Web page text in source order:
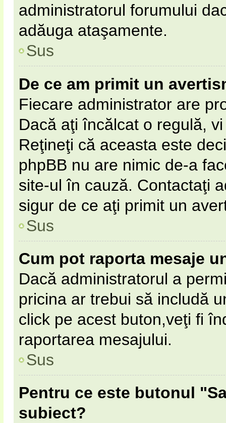
administratorul forumului
adăuga ataşamente.
Sus
De ce am primit un
Fiecare administrator are
Dacă aţi încălcat o regulă,
Reţineţi că aceasta este
phpBB nu are nimic de-a
site-ul în cauză. Contactaţi
sigur de ce aţi primit un
Sus
Cum pot raporta mesaje
Dacă administratorul a
pricina ar trebui să includă
click pe acest buton,veţi fi
raportarea mesajului.
Sus
Pentru ce este butonul
subiect?